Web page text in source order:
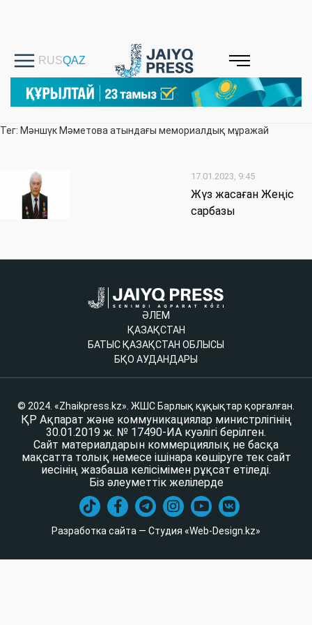
Тег: Мәншүк Мәметова атындағы мемориалдық мұражай
17.01.2023, 9:45
Жүз жасаған Жеңіс
сарбазы
ӘЛЕМ
ҚАЗАҚСТАН
БАТЫС ҚАЗАҚСТАН ОБЛЫСЫ
БҚО АУДАНДАРЫ
© 2024. «Zhaikpress.kz». ЖШС Барлық құқықтар қорғалған.
ҚР Ақпарат және коммуникациялар министрлігінің
30.01.2019 ж. № 17490-ИА куәлігі берілген.
Сайт материалдарын коммерциялық не басқа
мақсатта толық немесе ішінара көшіруге тек сайт
иесінің жазбаша келісімімен рұқсат етіледі.
Біз әлеуметтік желілерде
Разработка сайта — Студия «Web-Design.kz»